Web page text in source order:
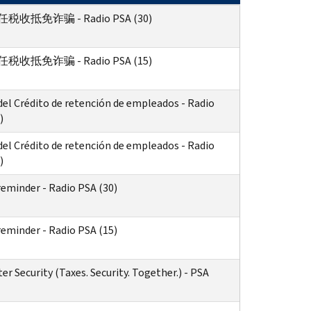
税收抵免诈骗 - Radio PSA (30)
税收抵免诈骗 - Radio PSA (15)
Crédito de retención de empleados - Radio
Crédito de retención de empleados - Radio
- Radio PSA (30)
- Radio PSA (15)
Security (Taxes. Security. Together.) - PSA